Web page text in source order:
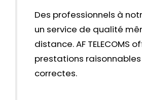
Des professionnels à
un service de qualité
distance. AF TELECOMS
prestations
correctes.